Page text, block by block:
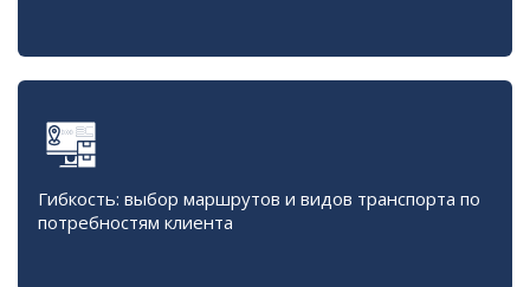
Гибкость: выбор маршрутов и видов транспорта по
потребностям клиента